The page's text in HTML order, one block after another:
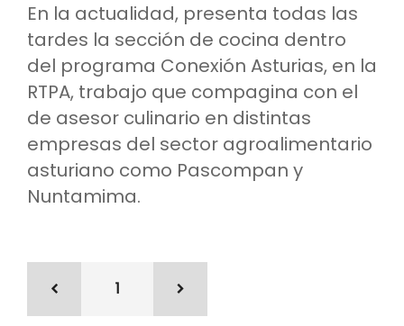
En la actualidad, presenta todas las
tardes la sección de cocina dentro
del programa Conexión Asturias, en la
RTPA, trabajo que compagina con el
de asesor culinario en distintas
empresas del sector agroalimentario
asturiano como Pascompan y
Nuntamima.